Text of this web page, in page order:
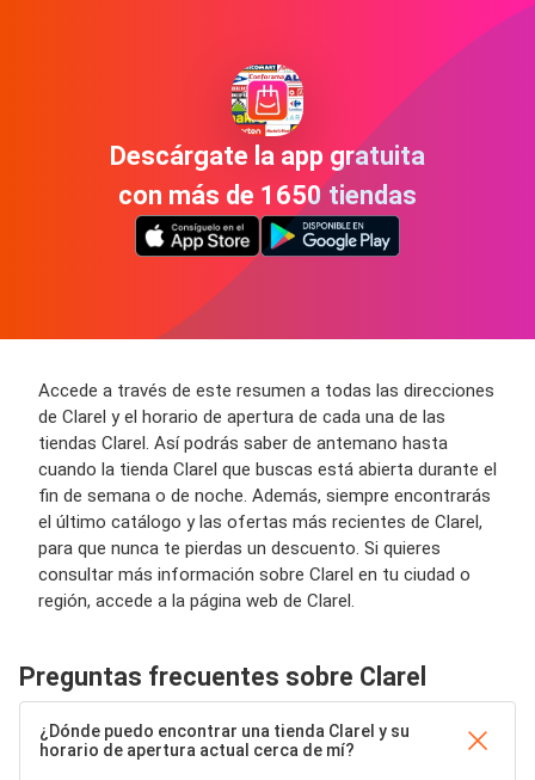
Descárgate la app gratuita
con más de 1650 tiendas
Accede a través de este resumen a todas las direcciones
de Clarel y el horario de apertura de cada una de las
tiendas Clarel. Así podrás saber de antemano hasta
cuando la tienda Clarel que buscas está abierta durante el
fin de semana o de noche. Además, siempre encontrarás
el último catálogo y las ofertas más recientes de Clarel,
para que nunca te pierdas un descuento. Si quieres
consultar más información sobre Clarel en tu ciudad o
región, accede a la página web de Clarel.
Preguntas frecuentes sobre Clarel
¿Dónde puedo encontrar una tienda Clarel y su
horario de apertura actual cerca de mí?